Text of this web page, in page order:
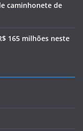
caminhonete de
165 milhões neste